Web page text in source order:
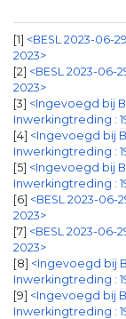
1 <BESL 2023-06-
2023>
2 <BESL 2023-06-
2023>
3 <Ingevoegd bij
Inwerkingtreding :
4 <Ingevoegd bij
Inwerkingtreding :
5 <Ingevoegd bij
Inwerkingtreding :
6 <BESL 2023-06-
2023>
7 <BESL 2023-06-
2023>
8 <Ingevoegd bij
Inwerkingtreding :
9 <Ingevoegd bij
Inwerkingtreding :